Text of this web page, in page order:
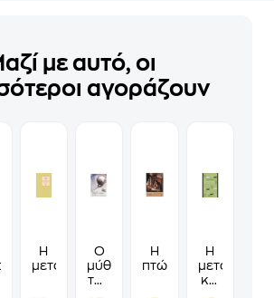
με αυτό, οι
αγοράζουν
Η
μεταμόρφωση
Ο
μύθος
του
Η
πτώση
Η
και